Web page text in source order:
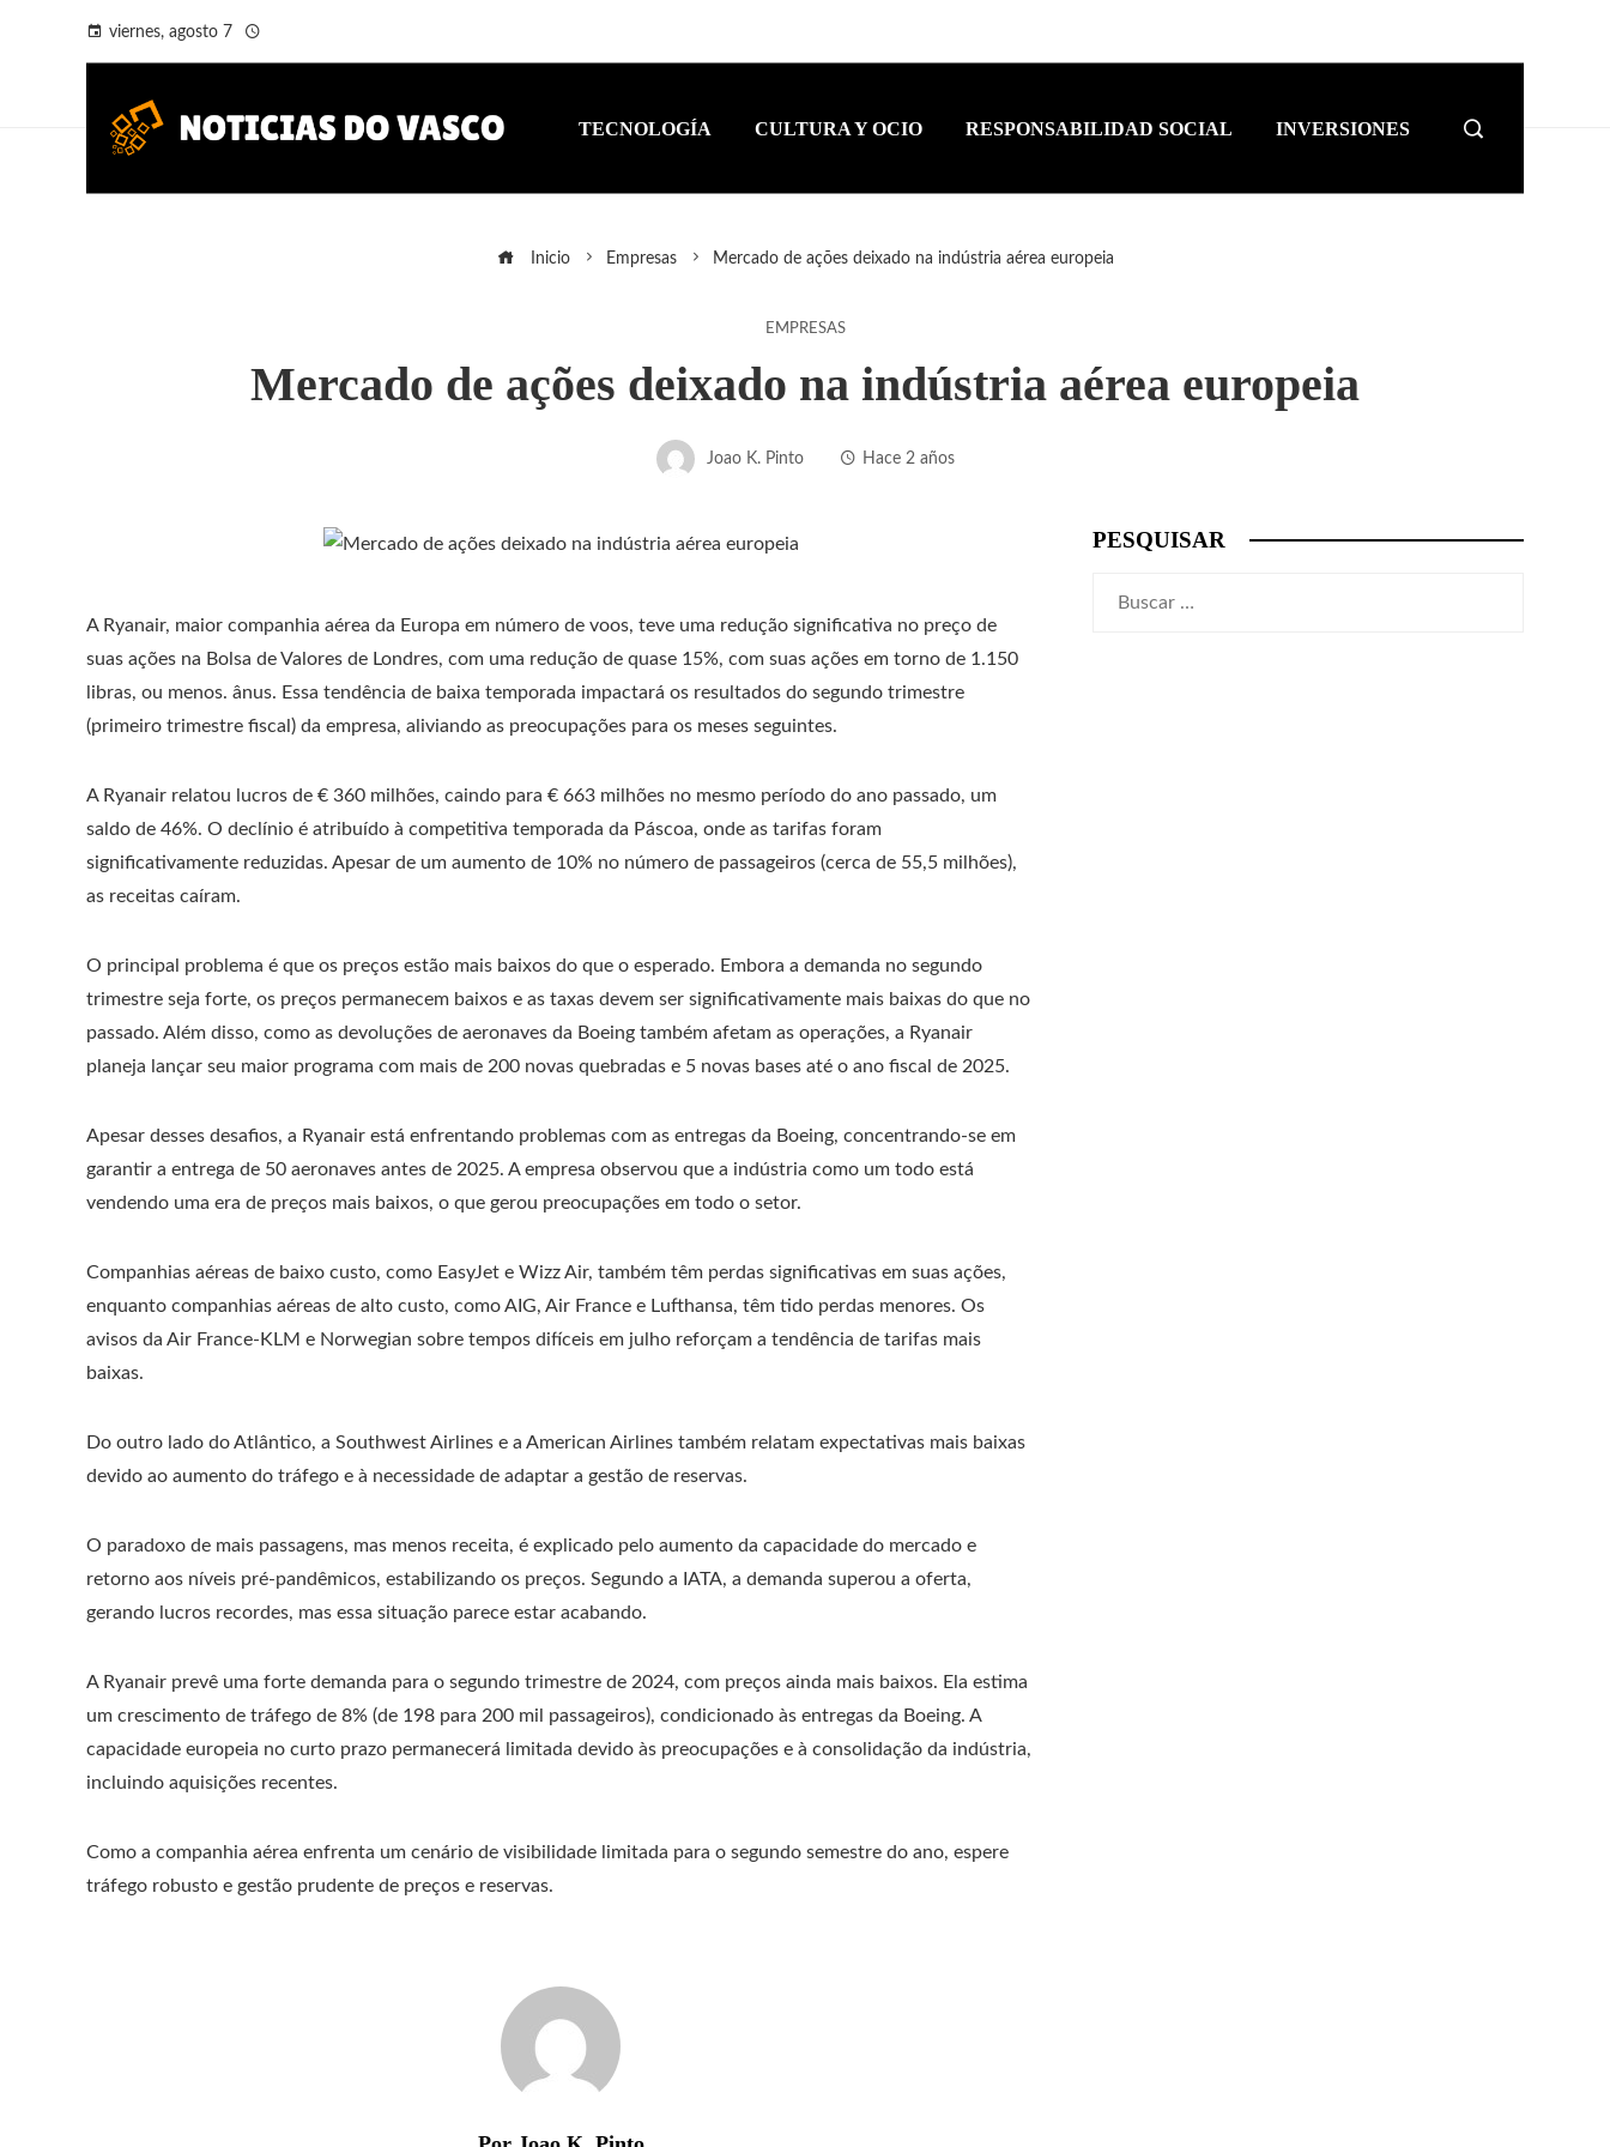
viernes, agosto 7
TECNOLOGÍA CULTURA Y OCIO RESPONSABILIDAD SOCIAL INVERSIONES
Inicio Empresas Mercado de ações deixado na indústria aérea europeia
EMPRESAS
Mercado de ações deixado na indústria aérea europeia
Joao K. Pinto Hace 2 años
A Ryanair, maior companhia aérea da Europa em número de voos, teve uma redução significativa no preço de
suas ações na Bolsa de Valores de Londres, com uma redução de quase 15%, com suas ações em torno de 1.150
libras, ou menos. ânus. Essa tendência de baixa temporada impactará os resultados do segundo trimestre
(primeiro trimestre fiscal) da empresa, aliviando as preocupações para os meses seguintes.
A Ryanair relatou lucros de € 360 milhões, caindo para € 663 milhões no mesmo período do ano passado, um
saldo de 46%. O declínio é atribuído à competitiva temporada da Páscoa, onde as tarifas foram
significativamente reduzidas. Apesar de um aumento de 10% no número de passageiros (cerca de 55,5 milhões),
as receitas caíram.
O principal problema é que os preços estão mais baixos do que o esperado. Embora a demanda no segundo
trimestre seja forte, os preços permanecem baixos e as taxas devem ser significativamente mais baixas do que no
passado. Além disso, como as devoluções de aeronaves da Boeing também afetam as operações, a Ryanair
planeja lançar seu maior programa com mais de 200 novas quebradas e 5 novas bases até o ano fiscal de 2025.
Apesar desses desafios, a Ryanair está enfrentando problemas com as entregas da Boeing, concentrando-se em
garantir a entrega de 50 aeronaves antes de 2025. A empresa observou que a indústria como um todo está
vendendo uma era de preços mais baixos, o que gerou preocupações em todo o setor.
Companhias aéreas de baixo custo, como EasyJet e Wizz Air, também têm perdas significativas em suas ações,
enquanto companhias aéreas de alto custo, como AIG, Air France e Lufthansa, têm tido perdas menores. Os
avisos da Air France-KLM e Norwegian sobre tempos difíceis em julho reforçam a tendência de tarifas mais
baixas.
Do outro lado do Atlântico, a Southwest Airlines e a American Airlines também relatam expectativas mais baixas
devido ao aumento do tráfego e à necessidade de adaptar a gestão de reservas.
O paradoxo de mais passagens, mas menos receita, é explicado pelo aumento da capacidade do mercado e
retorno aos níveis pré-pandêmicos, estabilizando os preços. Segundo a IATA, a demanda superou a oferta,
gerando lucros recordes, mas essa situação parece estar acabando.
A Ryanair prevê uma forte demanda para o segundo trimestre de 2024, com preços ainda mais baixos. Ela estima
um crescimento de tráfego de 8% (de 198 para 200 mil passageiros), condicionado às entregas da Boeing. A
capacidade europeia no curto prazo permanecerá limitada devido às preocupações e à consolidação da indústria,
incluindo aquisições recentes.
Como a companhia aérea enfrenta um cenário de visibilidade limitada para o segundo semestre do ano, espere
tráfego robusto e gestão prudente de preços e reservas.
PESQUISAR